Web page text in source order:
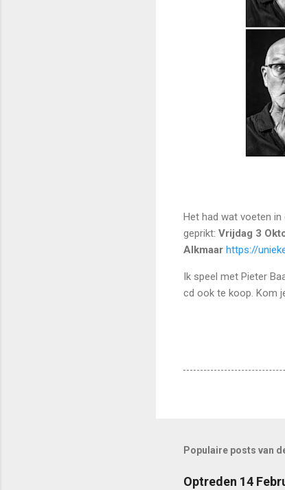
Het had wat voeten
geprikt: Vrijdag 3
Alkmaar https://
Ik speel met Pieter
cd ook te koop. Kom
Populaire posts van
Optreden 14